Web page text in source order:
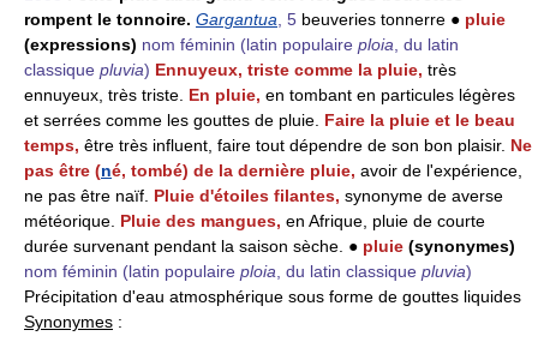
rompent le tonnoire. Gargantua , 5 beuveries tonnerre ● pluie
(expressions) nom féminin (latin populaire ploia , du latin
classique pluvia) Ennuyeux, triste comme la pluie, très
ennuyeux, très triste. En pluie, en tombant en particules légères
et serrées comme les gouttes de pluie. Faire la pluie et le beau
temps, être très influent, faire tout dépendre de son bon plaisir. Ne
pas être (né, tombé) de la dernière pluie, avoir de l'expérience,
ne pas être naïf. Pluie d'étoiles filantes, synonyme de averse
météorique. Pluie des mangues, en Afrique, pluie de courte
durée survenant pendant la saison sèche. ● pluie (synonymes)
nom féminin (latin populaire ploia , du latin classique pluvia)
Précipitation d'eau atmosphérique sous forme de gouttes liquides
Synonymes :